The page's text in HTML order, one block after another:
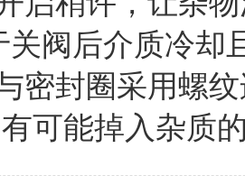
后介质冷却且
密封圈采用螺
可能掉入杂质